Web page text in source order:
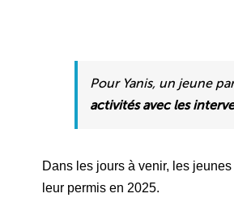
Pour Yanis, un jeune
activités avec les
Dans les jours à venir, les
leur permis en 2025.